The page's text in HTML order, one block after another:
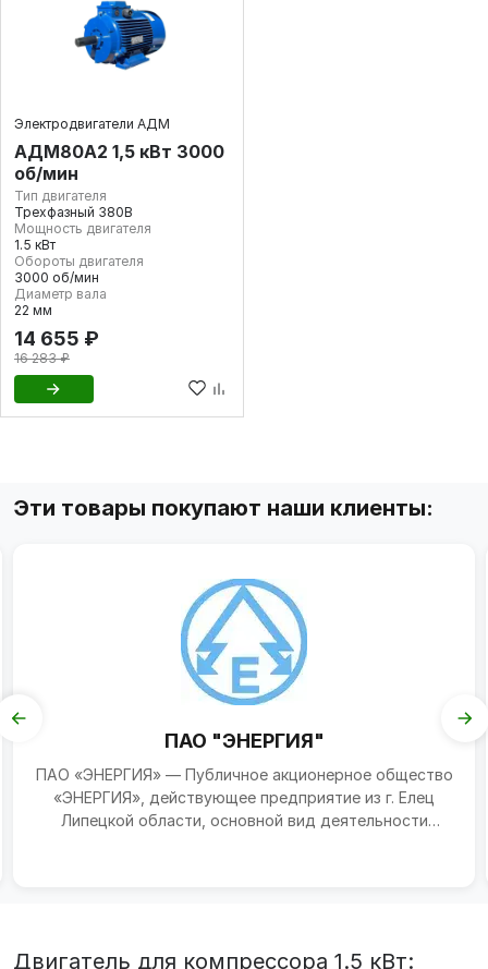
Электродвигатели АДМ
АДМ80А2 1,5 кВт 3000
об/мин
Тип двигателя
Трехфазный 380В
Мощность двигателя
1.5 кВт
Обороты двигателя
3000 об/мин
Диаметр вала
22 мм
14 655 ₽
16 283 ₽
Эти товары покупают наши клиенты:
ПАО "ЭНЕРГИЯ"
ПАО «ЭНЕРГИЯ» — Публичное акционерное общество
«ЭНЕРГИЯ», действующее предприятие из г. Елец
Липецкой области, основной вид деятельности
Двигатель для компрессора 1.5 кВт: